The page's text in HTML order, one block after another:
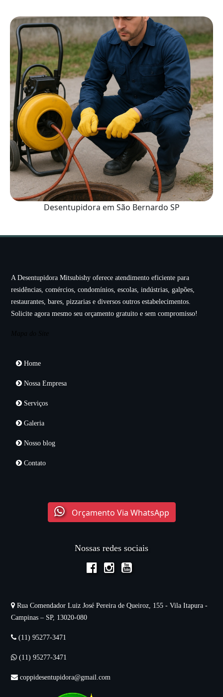
Desentupidora em São Bernardo SP
A Desentupidora Mitsubishy oferece atendimento eficiente para
residências, comércios, condomínios, escolas, indústrias, galpões,
restaurantes, bares, pizzarias e diversos outros estabelecimentos.
Solicite agora mesmo seu orçamento gratuito e sem compromisso!
Mapa do Site
Home
Nossa Empresa
Serviços
Galeria
Nosso blog
Contato
Orçamento Via WhatsApp
Nossas redes sociais
Rua Comendador Luiz José Pereira de Queiroz, 155 - Vila Itapura -
Campinas – SP, 13020-080
(11) 95277-3471
(11) 95277-3471
coppidesentupidora@gmail.com